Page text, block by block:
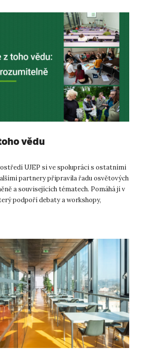
vědu
UJEP si ve spolupráci s ostatními
partnery připravila řadu osvětových
a souvisejících tématech. Pomáhá jí v
podpoří debaty a workshopy,